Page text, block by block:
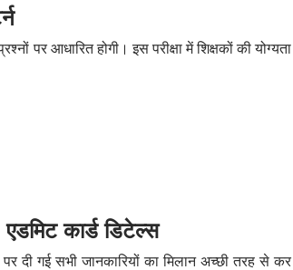
पर आधारित होगी। इस परीक्षा में शिक्षकों की योग्यता
कार्ड डिटेल्स
दी गई सभी जानकारियों का मिलान अच्छी तरह से कर